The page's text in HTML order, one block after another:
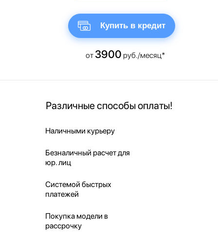
Купить в кредит
от 3900 руб./месяц*
Различные способы оплаты!
Наличными курьеру
Безналичный расчет для
юр. лиц
Системой быстрых
платежей
Покупка модели в
рассрочку